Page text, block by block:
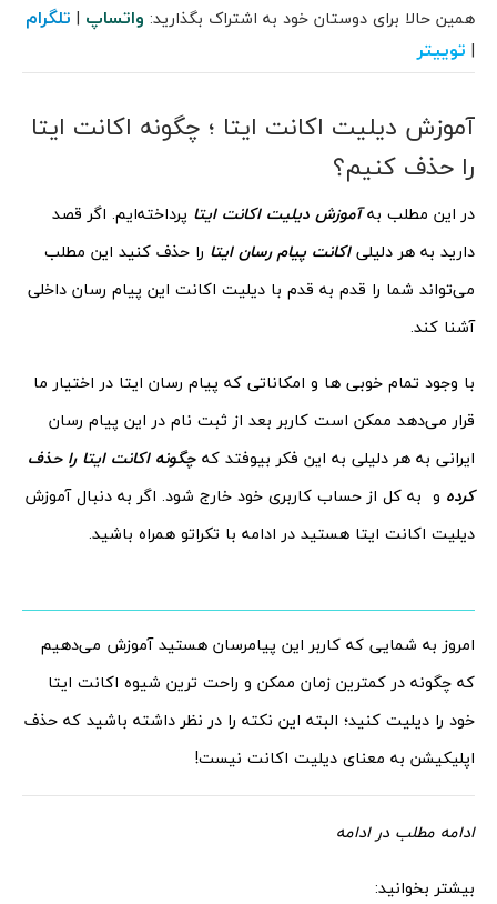
همین حالا برای دوستان خود به اشتراک بگذارید: واتساپ | تلگرام
| توییتر
آموزش دیلیت اکانت ایتا ؛ چگونه اکانت ایتا
را حذف کنیم؟
در این مطلب بهآموزش دیلیت اکانت ایتا پرداخته‌ایم. اگر قصد
دارید به هر دلیلیاکانت پیام رسان ایتا را حذف کنید این مطلب
می‌تواند شما را قدم به قدم با دیلیت اکانت این پیام رسان داخلی
آشنا کند.
با وجود تمام خوبی ها و امکاناتی که پیام رسان ایتا در اختیار ما
قرار می‌دهد ممکن است کاربر بعد از ثبت نام در این پیام رسان
ایرانی به هر دلیلی به این فکر بیوفتد که چگونه اکانت ایتا را حذف
کرده و به کل از حساب کاربری خود خارج شود. اگر به دنبال آموزش
دیلیت اکانت ایتا هستید در ادامه با تکراتو همراه باشید.
امروز به شمایی که کاربر این پیامرسان هستید آموزش می‌دهیم
که چگونه در کمترین زمان ممکن و راحت ترین شیوه اکانت ایتا
خود را دیلیت کنید؛ البته این نکته را در نظر داشته باشید که حذف
اپلیکیشن به معنای دیلیت اکانت نیست!
ادامه مطلب در ادامه
بیشتر بخوانید: